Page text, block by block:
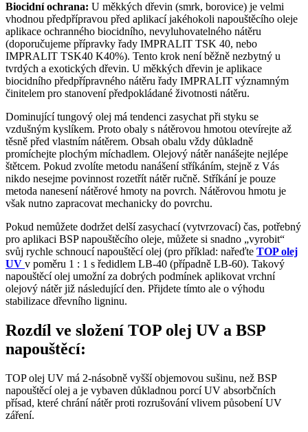
Biocidní ochrana: U měkkých dřevin (smrk, borovice) je velmi
vhodnou předpřípravou před aplikací jakéhokoli napouštěcího oleje
aplikace ochranného biocidního, nevyluhovatelného nátěru
(doporučujeme přípravky řady IMPRALIT TSK 40, nebo
IMPRALIT TSK40 K40%). Tento krok není běžně nezbytný u
tvrdých a exotických dřevin. U měkkých dřevin je aplikace
biocidního předpřípravného nátěru řady IMPRALIT významným
činitelem pro stanovení předpokládané životnosti nátěru.
Dominující tungový olej má tendenci zasychat při styku se
vzdušným kyslíkem. Proto obaly s nátěrovou hmotou otevírejte až
těsně před vlastním nátěrem. Obsah obalu vždy důkladně
promíchejte plochým míchadlem. Olejový nátěr nanášejte nejlépe
štětcem. Pokud zvolíte metodu nanášení stříkáním, stejně z Vás
nikdo nesejme povinnost rozetřít nátěr ručně. Stříkání je pouze
metoda nanesení nátěrové hmoty na povrch. Nátěrovou hmotu je
však nutno zapracovat mechanicky do povrchu.
Pokud nemůžete dodržet delší zasychací (vytvrzovací) čas, potřebný
pro aplikaci BSP napouštěcího oleje, můžete si snadno „vyrobit“
svůj rychle schnoucí napouštěcí olej (pro příklad: nařeďte TOP olej
UV v poměru 1 : 1 s ředidlem LB-40 (případně LB-60). Takový
napouštěcí olej umožní za dobrých podmínek aplikovat vrchní
olejový nátěr již následující den. Přijdete tímto ale o výhodu
stabilizace dřevního ligninu.
Rozdíl ve složení TOP olej UV a BSP
napouštěcí:
TOP olej UV má 2-násobně vyšší objemovou sušinu, než BSP
napouštěcí olej a je vybaven důkladnou porcí UV absorbčních
přísad, které chrání nátěr proti rozrušování vlivem působení UV
záření.